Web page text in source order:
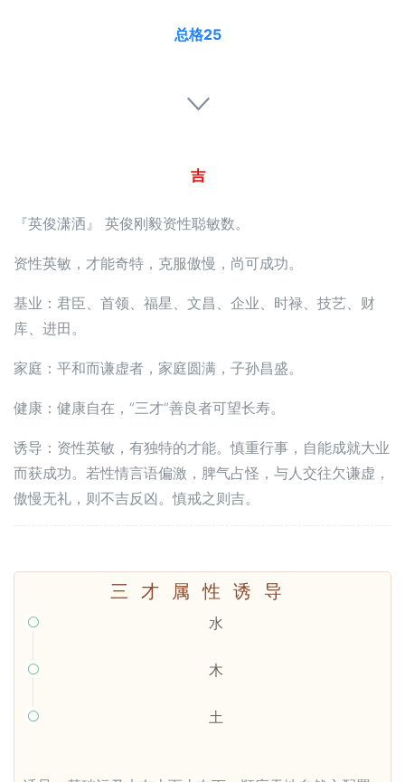
总格25
吉
『英俊潇洒』 英俊刚毅资性聪敏数。
资性英敏，才能奇特，克服傲慢，尚可成功。
基业：君臣、首领、福星、文昌、企业、时禄、技艺、财
库、进田。
家庭：平和而谦虚者，家庭圆满，子孙昌盛。
健康：健康自在，“三才”善良者可望长寿。
诱导：资性英敏，有独特的才能。慎重行事，自能成就大业
而获成功。若性情言语偏激，脾气占怪，与人交往欠谦虚，
傲慢无礼，则不吉反凶。慎戒之则吉。
三才属性诱导
 水
 木
 土